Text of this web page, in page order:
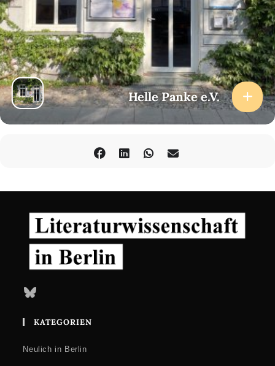
Helle Panke e.V.
Bluesky
KATEGORIEN
Neulich in Berlin